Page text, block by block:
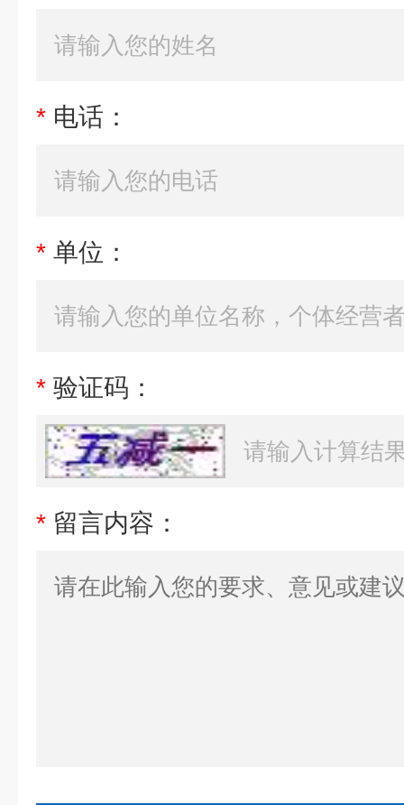
* 电话：
* 单位：
* 验证码：
* 留言内容：